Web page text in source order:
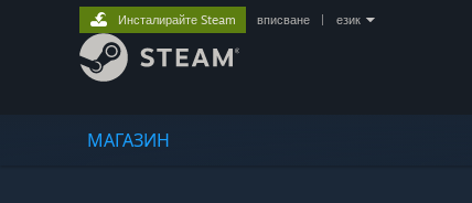
МАГАЗИН
Инсталирайте Steam вписване език